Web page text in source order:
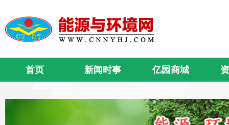
首页 新闻时事 亿园商城